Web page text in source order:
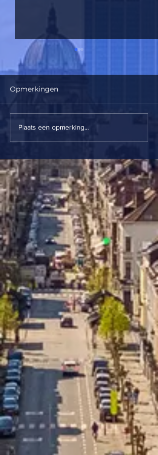
Opmerkingen
Plaats een opmerking...